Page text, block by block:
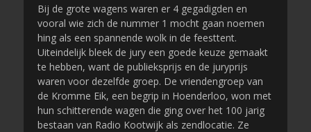
Bij de grote wagens waren er 4 gegadigden en
vooral wie zich de nummer 1 mocht gaan noemen
hing als een spannende wolk in de feesttent.
Uiteindelijk bleek de jury een goede keuze gemaakt
te hebben, want de publieksprijs en de juryprijs
waren voor dezelfde groep. De vriendengroep van
de Kromme Eik, een begrip in Hoenderloo, won met
hun schitterende wagen die ging over het 100 jarig
bestaan van Radio Kootwijk als zendlocatie. Ze